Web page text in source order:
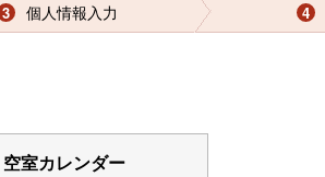
3 個人情報入力 4
空室カレンダー